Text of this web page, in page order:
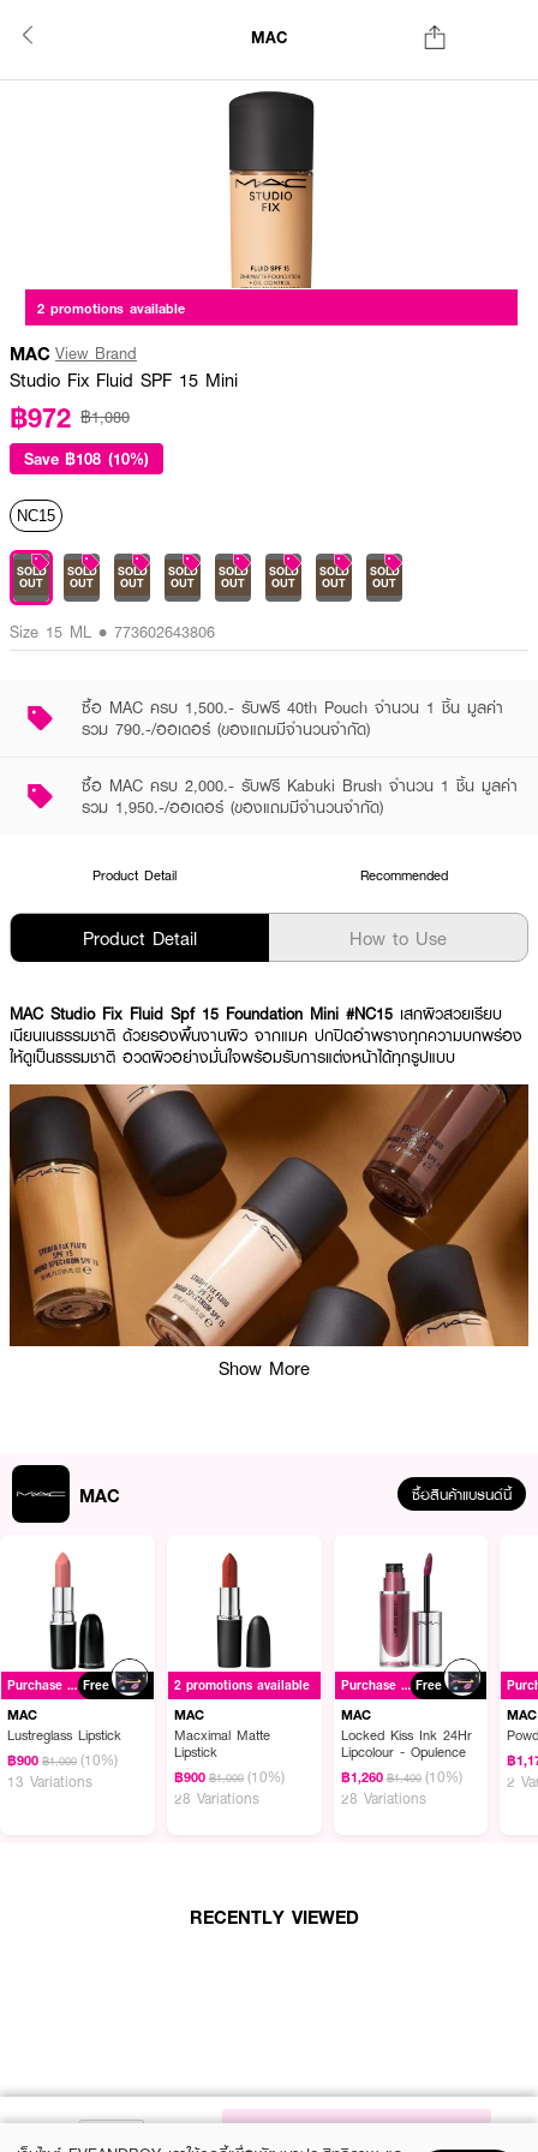
MAC
2 promotions available
MAC View Brand
Studio Fix Fluid SPF 15 Mini
฿972 ฿1,080
Save ฿108 (10%)
NC15
SOLD
OUT
SOLD
OUT
SOLD
OUT
SOLD
OUT
SOLD
OUT
SOLD
OUT
SOLD
OUT
SOLD
OUT
Size 15 ML • 773602643806
ซื้อ MAC ครบ 1,500.- รับฟรี 40th Pouch จำนวน 1 ชิ้น มูลค่า
รวม 790.-/ออเดอร์ (ของแถมมีจำนวนจำกัด)
ซื้อ MAC ครบ 2,000.- รับฟรี Kabuki Brush จำนวน 1 ชิ้น มูลค่า
รวม 1,950.-/ออเดอร์ (ของแถมมีจำนวนจำกัด)
Product Detail Recommended
Product Detail How to Use
MAC Studio Fix Fluid Spf 15 Foundation Mini #NC15 เสกผิวสวยเรียบ
เนียนเนธรรมชาติ ด้วยรองพื้นงานผิว จากแมค ปกปิดอำพรางทุกความบกพร่อง
ให้ดูเป็นธรรมชาติ อวดผิวอย่างมั่นใจพร้อมรับการแต่งหน้าได้ทุกรูปแบบ
ผลลัพธ์ที่ได้ :
รองพื้นสร้างผิวสวยสุขภาพดี ปกปิดอย่างเป็นธรรมชาติ
●สูตร Oil-free ให้ผิวเรียบเนียนสดใส ไร้ความมันส่วนเกิน
●พร้อมปกปิดอำพรางทุกความบกพร่องให้แลดูจางลงอย่างเรียบเนียน
● ด้วยคุณค่าการบำรุงที่ทำให้ผิวชุ่มชื่น
Show More
MAC ซื้อสินค้าแบรนด์นี้
Purchase ฿1500+ Free
MAC
Lustreglass Lipstick
฿900 ฿1,000 (10%)
13 Variations
2 promotions available
MAC
Macximal Matte
Lipstick
฿900 ฿1,000 (10%)
28 Variations
Purchase ฿1500+ Free
MAC
Locked Kiss Ink 24Hr
Lipcolour - Opulence
฿1,260 ฿1,400 (10%)
28 Variations
MAC
฿
2
RECENTLY VIEWED